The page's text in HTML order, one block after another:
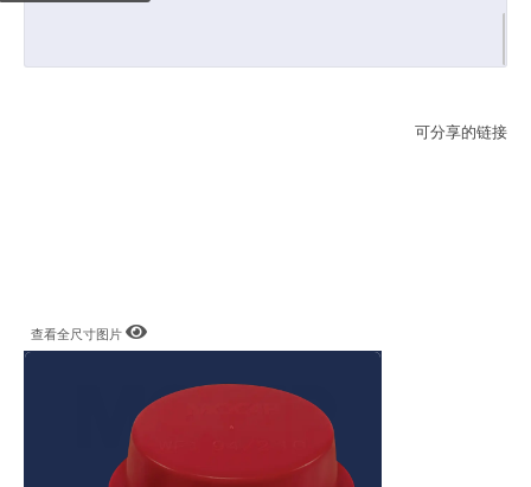
可分享的链接
查看全尺寸图片